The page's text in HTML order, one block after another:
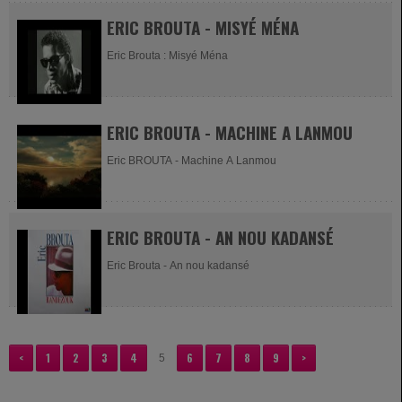
ERIC BROUTA - MISYÉ MÉNA
Eric Brouta : Misyé Ména
ERIC BROUTA - MACHINE A LANMOU
Eric BROUTA - Machine A Lanmou
ERIC BROUTA - AN NOU KADANSÉ
Eric Brouta - An nou kadansé
< 1 2 3 4 5 6 7 8 9 >